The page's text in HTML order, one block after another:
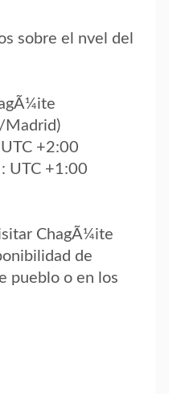
sobre el nvel del
Madrid)
+2:00
UTC +1:00
ChagÃ¼ite
de
pueblo o en los